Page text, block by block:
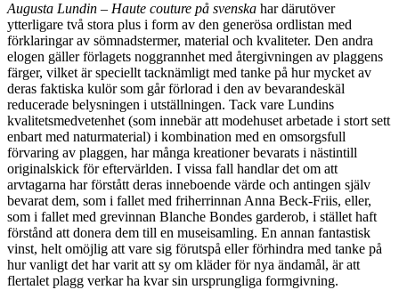
Augusta Lundin – Haute couture på svenska har därutöver
ytterligare två stora plus i form av den generösa ordlistan med
förklaringar av sömnadstermer, material och kvaliteter. Den andra
elogen gäller förlagets noggrannhet med återgivningen av plaggens
färger, vilket är speciellt tacknämligt med tanke på hur mycket av
deras faktiska kulör som går förlorad i den av bevarandeskäl
reducerade belysningen i utställningen. Tack vare Lundins
kvalitetsmedvetenhet (som innebär att modehuset arbetade i stort sett
enbart med naturmaterial) i kombination med en omsorgsfull
förvaring av plaggen, har många kreationer bevarats i nästintill
originalskick för eftervärlden. I vissa fall handlar det om att
arvtagarna har förstått deras inneboende värde och antingen själv
bevarat dem, som i fallet med friherrinnan Anna Beck-Friis, eller,
som i fallet med grevinnan Blanche Bondes garderob, i stället haft
förstånd att donera dem till en museisamling. En annan fantastisk
vinst, helt omöjlig att vare sig förutspå eller förhindra med tanke på
hur vanligt det har varit att sy om kläder för nya ändamål, är att
flertalet plagg verkar ha kvar sin ursprungliga formgivning.